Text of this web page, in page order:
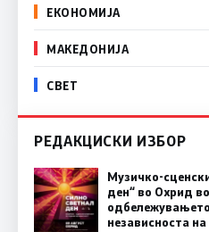
ЕКОНОМИЈА
МАКЕДОНИЈА
СВЕТ
РЕДАКЦИСКИ ИЗБОР
Музичко-
ден“ во Охрид
независноста